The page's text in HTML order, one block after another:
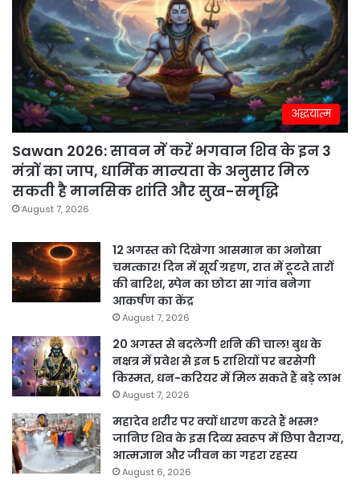
अद्धयात्म
Sawan 2026: सावन में करें भगवान शिव के इन 3
मंत्रों का जाप, धार्मिक मान्यता के अनुसार मिल
सकती है मानसिक शांति और सुख-समृद्धि
August 7, 2026
12 अगस्त को दिखेगा आसमान का अनोखा
चमत्कार! दिन में सूर्य ग्रहण, रात में टूटते तारों
की बारिश, स्पेन का छोटा सा गांव बनेगा
आकर्षण का केंद्र
August 7, 2026
20 अगस्त से बदलेगी शनि की चाल! बुध के
नक्षत्र में प्रवेश से इन 5 राशियों पर बरसेगी
किस्मत, धन-करियर में मिल सकते हैं बड़े लाभ
August 7, 2026
महादेव शरीर पर क्यों धारण करते हैं भस्म?
जानिए शिव के इस दिव्य स्वरूप में छिपा वैराग्य,
आत्मज्ञान और जीवन का गहरा रहस्य
August 6, 2026